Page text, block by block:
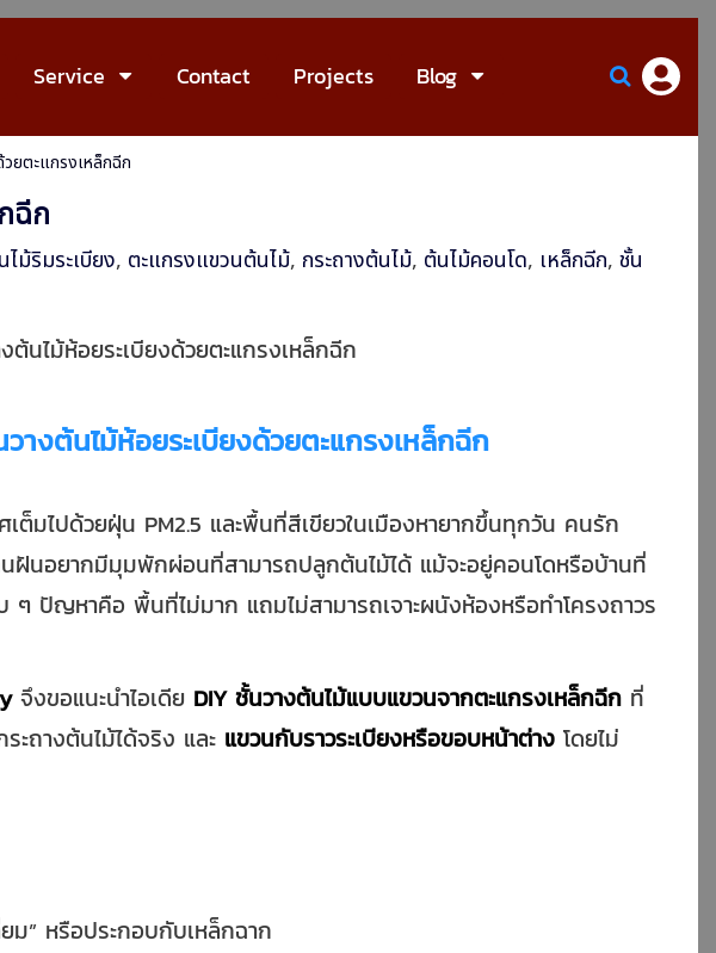
Service Contact Projects Blog
ยตะแกรงเหล็กฉีก
ฉีก
ไม้ริมระเบียง, ตะแกรงแขวนต้นไม้, กระถางต้นไม้, ต้นไม้คอนโด, เหล็กฉีก, ชั้น
ต้นไม้ห้อยระเบียงด้วยตะแกรงเหล็กฉีก
างต้นไม้ห้อยระเบียงด้วยตะแกรงเหล็กฉีก
เต็มไปด้วยฝุ่น PM2.5 และพื้นที่สีเขียวในเมืองหายากขึ้นทุกวัน คนรัก
ฝันอยากมีมุมพักผ่อนที่สามารถปลูกต้นไม้ได้ แม้จะอยู่คอนโดหรือบ้านที่
ๆ ปัญหาคือ พื้นที่ไม่มาก แถมไม่สามารถเจาะผนังห้องหรือทำโครงถาวร
จึงขอแนะนำไอเดีย DIY ชั้นวางต้นไม้แบบแขวนจากตะแกรงเหล็กฉีก ที่
ะถางต้นไม้ได้จริง และ แขวนกับราวระเบียงหรือขอบหน้าต่าง โดยไม่
ม” หรือประกอบกับเหล็กฉาก